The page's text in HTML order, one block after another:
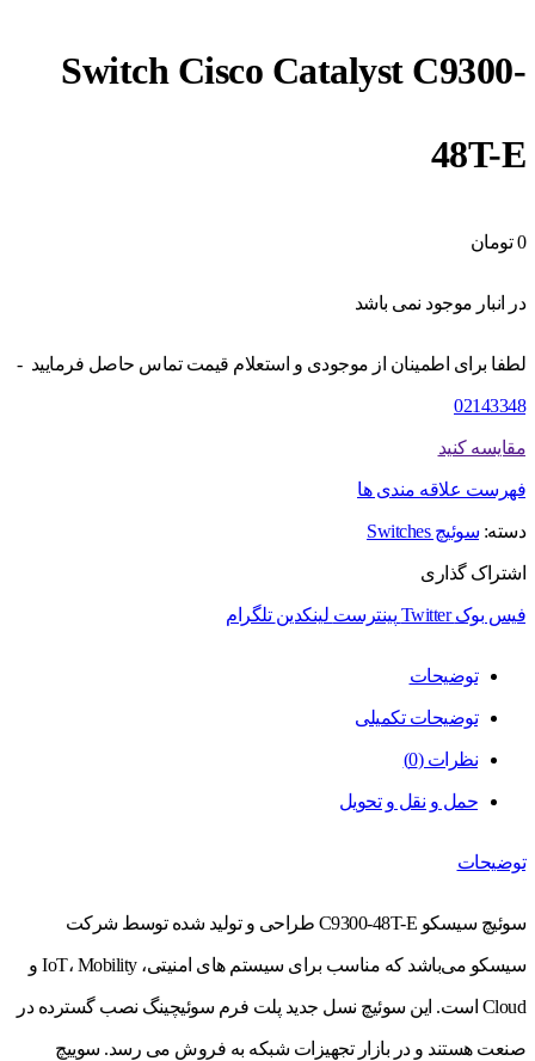
Switch Cisco Catalyst C9300-
48T-E
0 تومان
در انبار موجود نمی باشد
لطفا برای اطمینان از موجودی و استعلام قیمت تماس حاصل فرمایید -
02143348
مقایسه کنید
فهرست علاقه مندی ها
دسته: سوئیچ Switches
اشتراک گذاری
فیس بوک Twitter پینترست لینکدین تلگرام
توضیحات
توضیحات تکمیلی
نظرات (0)
حمل و نقل و تحویل
توضیحات
سوئیچ سیسکو C9300-48T-E طراحی و تولید شده توسط شرکت
سیسکو می‌باشد که مناسب برای سیستم های امنیتی، IoT، Mobility و
Cloud است. این سوئیچ نسل جدید پلت فرم سوئیچینگ نصب گسترده در
صنعت هستند و در بازار تجهیزات شبکه به فروش می رسد. سوییچ